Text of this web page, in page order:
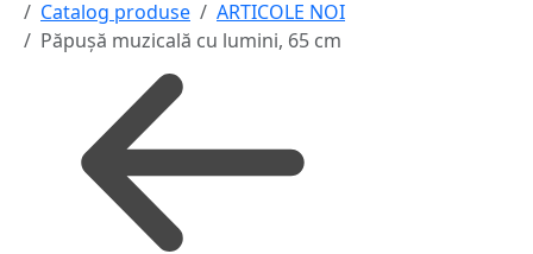
Catalog produse
ARTICOLE NOI
Păpușă muzicală cu lumini, 65 cm